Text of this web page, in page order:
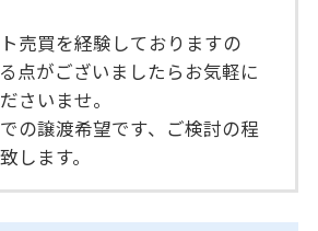
売買を経験しておりますの
点がございましたらお気軽に
さいませ。
の譲渡希望です、ご検討の程
します。